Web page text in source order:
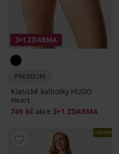
3+1 ZDARMA
PREMIUM
Klasické kalhotky HUGO
Heart
749 Kč akce 3+1 ZDARMA
LIMITED